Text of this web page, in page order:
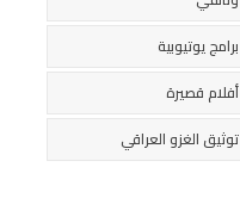
برامج يوتيوبية
أفلام قصيرة
توثيق الغزو العراقي